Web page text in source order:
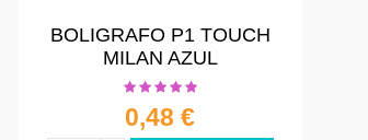
BOLIGRAFO P1 TOUCH
MILAN AZUL
0,48 €